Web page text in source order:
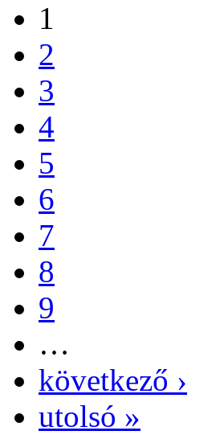
1
2
3
4
5
6
7
8
9
…
következő ›
utolsó »